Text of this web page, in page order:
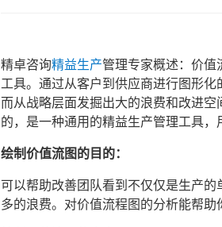
精卓咨询精益生产管理专家概述：价值
工具。通过从客户到供应商进行图形
而从战略层面发掘出大的浪费和改进
的，是一种通用的精益生产管理工具，
绘制价值流图的目的：
可以帮助改善团队看到不仅仅是生产
多的浪费。对价值流程图的分析能帮助